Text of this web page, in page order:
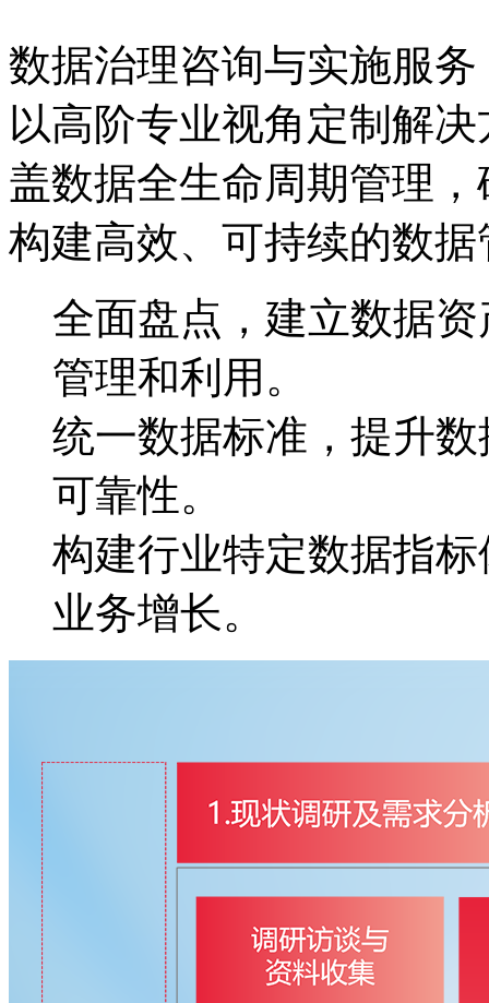
数据治理咨询与实施服务
以高阶专业视角定制解决方
盖数据全生命周期管理
构建高效、可持续的数
全面盘点，建立数据
管理和利用。
统一数据标准，提升
可靠性。
构建行业特定数据指标
业务增长。